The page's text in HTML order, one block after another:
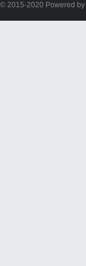
© 2015-2020 Powered by